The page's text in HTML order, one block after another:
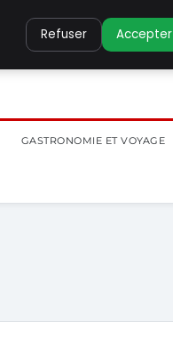
GASTRONOMIE ET VOYAGE
Refuser Accepter